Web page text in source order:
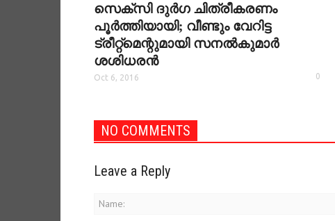
സെക്‌സി ദുര്‍ഗ ചിത്രീകരണം
പൂര്‍ത്തിയായി; വീണ്ടും വേറിട്ട
ട്രീറ്റ്‌മെന്റുമായി സനല്‍കുമാര്‍
ശശിധരന്‍
Oct 6, 2016 0
NO COMMENTS
Leave a Reply